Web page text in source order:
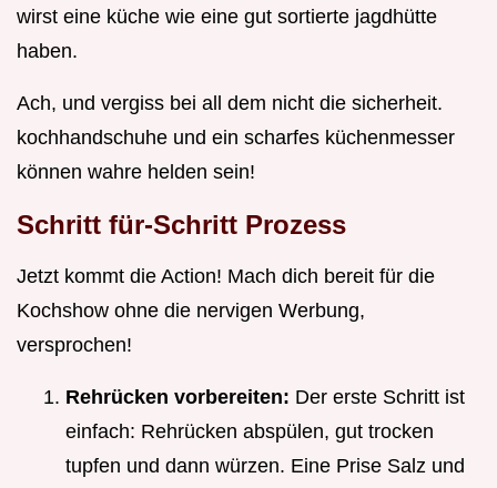
wirst eine küche wie eine gut sortierte jagdhütte
haben.
Ach, und vergiss bei all dem nicht die sicherheit.
kochhandschuhe und ein scharfes küchenmesser
können wahre helden sein!
Schritt für-Schritt Prozess
Jetzt kommt die Action! Mach dich bereit für die
Kochshow ohne die nervigen Werbung,
versprochen!
Rehrücken vorbereiten: Der erste Schritt ist
einfach: Rehrücken abspülen, gut trocken
tupfen und dann würzen. Eine Prise Salz und